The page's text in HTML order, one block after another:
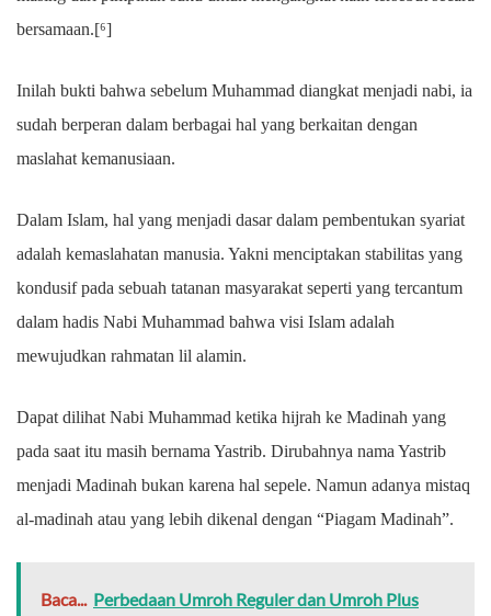
bersamaan.[⁶]
Inilah bukti bahwa sebelum Muhammad diangkat menjadi nabi, ia
sudah berperan dalam berbagai hal yang berkaitan dengan
maslahat kemanusiaan.
Dalam Islam, hal yang menjadi dasar dalam pembentukan syariat
adalah kemaslahatan manusia. Yakni menciptakan stabilitas yang
kondusif pada sebuah tatanan masyarakat seperti yang tercantum
dalam hadis Nabi Muhammad bahwa visi Islam adalah
mewujudkan rahmatan lil alamin.
Dapat dilihat Nabi Muhammad ketika hijrah ke Madinah yang
pada saat itu masih bernama Yastrib. Dirubahnya nama Yastrib
menjadi Madinah bukan karena hal sepele. Namun adanya mistaq
al-madinah atau yang lebih dikenal dengan “Piagam Madinah”.
Baca... Perbedaan Umroh Reguler dan Umroh Plus